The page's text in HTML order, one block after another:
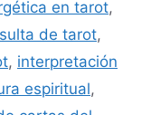
en tarot,
de tarot,
, interpretación
espiritual,